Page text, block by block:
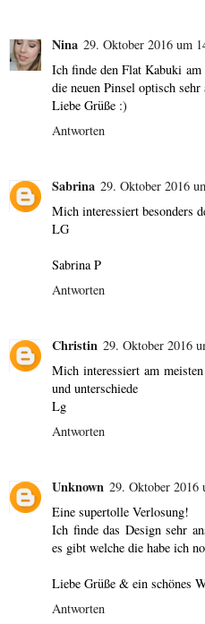
Nina 29. Oktober 2016 um
Ich finde den Flat Kabuki am
die neuen Pinsel optisch sehr
Liebe Grüße :)
Antworten
Sabrina 29. Oktober 2016
Mich interessiert besonders
LG
Sabrina P
Antworten
Christin 29. Oktober 2016
Mich interessiert am
und unterschiede
Lg
Antworten
Unknown 29. Oktober 2016
Eine supertolle Verlosung!
Ich finde das Design sehr
es gibt welche die habe ich
Liebe Grüße & ein schönes
Antworten